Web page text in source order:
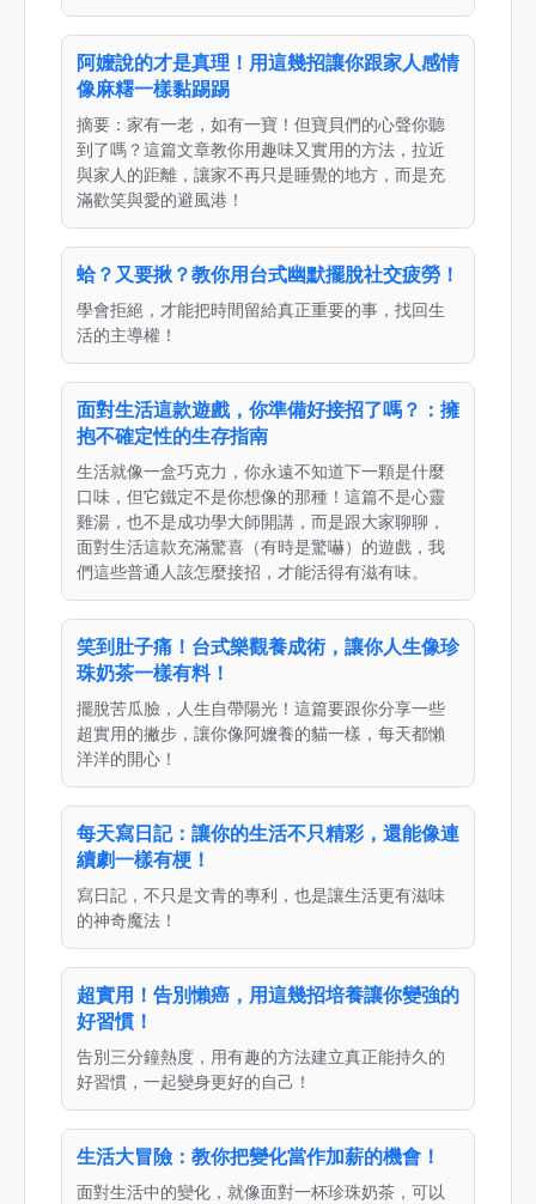
阿嬤說的才是真理！用這幾招讓你跟家人感情
像麻糬一樣黏踢踢
摘要：家有一老，如有一寶！但寶貝們的心聲你聽
到了嗎？這篇文章教你用趣味又實用的方法，拉近
與家人的距離，讓家不再只是睡覺的地方，而是充
滿歡笑與愛的避風港！
蛤？又要揪？教你用台式幽默擺脫社交疲勞！
學會拒絕，才能把時間留給真正重要的事，找回生
活的主導權！
面對生活這款遊戲，你準備好接招了嗎？：擁
抱不確定性的生存指南
生活就像一盒巧克力，你永遠不知道下一顆是什麼
口味，但它鐵定不是你想像的那種！這篇不是心靈
雞湯，也不是成功學大師開講，而是跟大家聊聊，
面對生活這款充滿驚喜（有時是驚嚇）的遊戲，我
們這些普通人該怎麼接招，才能活得有滋有味。
笑到肚子痛！台式樂觀養成術，讓你人生像珍
珠奶茶一樣有料！
擺脫苦瓜臉，人生自帶陽光！這篇要跟你分享一些
超實用的撇步，讓你像阿嬤養的貓一樣，每天都懶
洋洋的開心！
每天寫日記：讓你的生活不只精彩，還能像連
續劇一樣有梗！
寫日記，不只是文青的專利，也是讓生活更有滋味
的神奇魔法！
超實用！告別懶癌，用這幾招培養讓你變強的
好習慣！
告別三分鐘熱度，用有趣的方法建立真正能持久的
好習慣，一起變身更好的自己！
生活大冒險：教你把變化當作加薪的機會！
面對生活中的變化，就像面對一杯珍珠奶茶，可以